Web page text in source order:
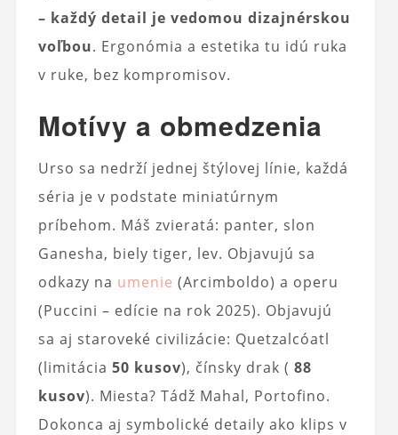
– každý detail je vedomou dizajnérskou
voľbou. Ergonómia a estetika tu idú ruka
v ruke, bez kompromisov.
Motívy a obmedzenia
Urso sa nedrží jednej štýlovej línie, každá
séria je v podstate miniatúrnym
príbehom. Máš zvieratá: panter, slon
Ganesha, biely tiger, lev. Objavujú sa
odkazy na umenie (Arcimboldo) a operu
(Puccini – edície na rok 2025). Objavujú
sa aj staroveké civilizácie: Quetzalcóatl
(limitácia 50 kusov), čínsky drak ( 88
kusov). Miesta? Tádž Mahal, Portofino.
Dokonca aj symbolické detaily ako klips v